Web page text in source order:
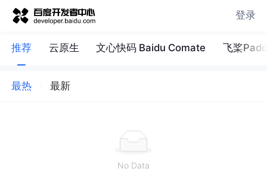
登录
推荐 云原生 文心快码 Baidu Comate 飞桨
最热 最新
No Data